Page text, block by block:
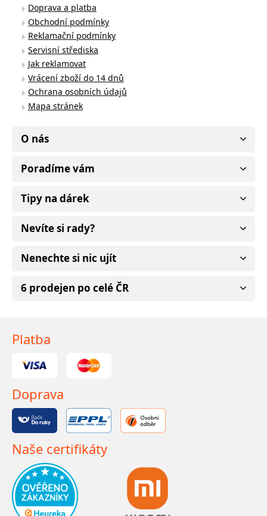
Doprava a platba
Obchodní podmínky
Reklamační podmínky
Servisní střediska
Jak reklamovat
Vrácení zboží do 14 dnů
Ochrana osobních údajů
Mapa stránek
O nás
Poradíme vám
Tipy na dárek
Nevíte si rady?
Nenechte si nic ujít
6 prodejen po celé ČR
Platba
Doprava
Naše certifikáty